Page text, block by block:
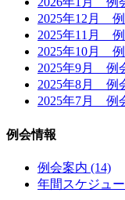
2025年12月
2025年11月
2025年10月
2025年9月 例
2025年8月 例
2025年7月 例
例会情報
例会案内 (14)
年間スケジュ